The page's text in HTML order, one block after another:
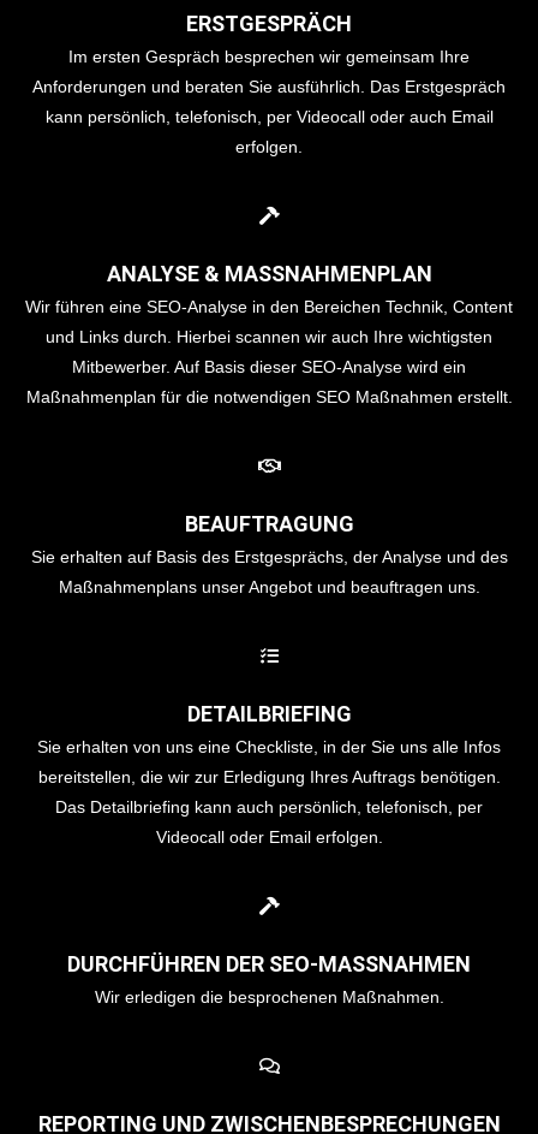
ERSTGESPRÄCH
Im ersten Gespräch besprechen wir gemeinsam Ihre
Anforderungen und beraten Sie ausführlich. Das Erstgespräch
kann persönlich, telefonisch, per Videocall oder auch Email
erfolgen.
ANALYSE & MASSNAHMENPLAN
Wir führen eine SEO-Analyse in den Bereichen Technik, Content
und Links durch. Hierbei scannen wir auch Ihre wichtigsten
Mitbewerber. Auf Basis dieser SEO-Analyse wird ein
Maßnahmenplan für die notwendigen SEO Maßnahmen erstellt.
BEAUFTRAGUNG
Sie erhalten auf Basis des Erstgesprächs, der Analyse und des
Maßnahmenplans unser Angebot und beauftragen uns.
DETAILBRIEFING
Sie erhalten von uns eine Checkliste, in der Sie uns alle Infos
bereitstellen, die wir zur Erledigung Ihres Auftrags benötigen.
Das Detailbriefing kann auch persönlich, telefonisch, per
Videocall oder Email erfolgen.
DURCHFÜHREN DER SEO-MASSNAHMEN
Wir erledigen die besprochenen Maßnahmen.
REPORTING UND ZWISCHENBESPRECHUNGEN